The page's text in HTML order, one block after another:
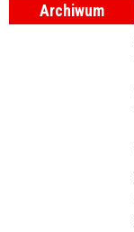
Archiwum